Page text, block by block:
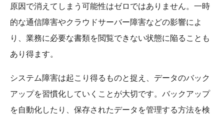
原因で消えてしまう可能性はゼロではありません。一時
的な通信障害やクラウドサーバー障害などの影響によ
り、業務に必要な書類を閲覧できない状態に陥ることも
あり得ます。
システム障害は起こり得るものと捉え、データのバック
アップを習慣化していくことが大切です。バックアップ
を自動化したり、保存されたデータを管理する方法を検